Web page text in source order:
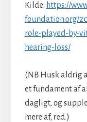
Kilde: https://
foundation.org/
role-played-by-
hearing-loss/
(NB Husk aldrig
et fundament af
dagligt, og
mere af, red.)